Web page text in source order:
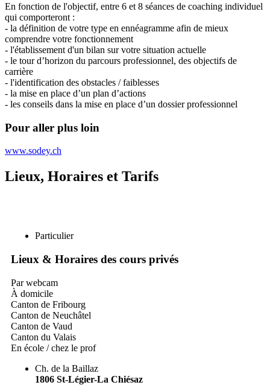
En fonction de l'objectif, entre 6 et 8 séances de coaching individuel
qui comporteront :
- la définition de votre type en ennéagramme afin de mieux
comprendre votre fonctionnement
- l'établissement d'un bilan sur votre situation actuelle
- le tour d’horizon du parcours professionnel, des objectifs de
carrière
- l'identification des obstacles / faiblesses
- la mise en place d’un plan d’actions
- les conseils dans la mise en place d’un dossier professionnel
Pour aller plus loin
www.sodey.ch
Lieux, Horaires et Tarifs
Particulier
Lieux & Horaires des cours privés
Par webcam
À domicile
Canton de Fribourg
Canton de Neuchâtel
Canton de Vaud
Canton du Valais
En école / chez le prof
Ch. de la Baillaz
1806 St-Légier-La Chiésaz